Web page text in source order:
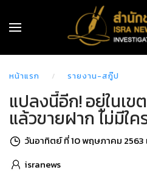
หน้าแรก รายงาน-สกู๊ป
แปลงนี้อีก! อยู่ในเข
แล้วขายฝาก ไม่มีใ
วันอาทิตย์ ที่ 10 พฤษภาคม 2563
isranews